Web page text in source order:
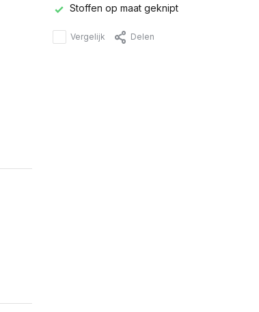
Stoffen op maat geknipt
Vergelijk Delen